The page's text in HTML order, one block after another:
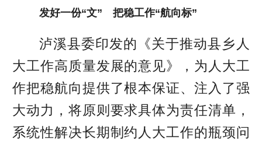
发好一份“文” 把稳工作“航向标”
泸溪县委印发的《关于推动县乡人
大工作高质量发展的意见》，为人大工
作把稳航向提供了根本保证、注入了强
大动力，将原则要求具体为责任清单，
系统性解决长期制约人大工作的瓶颈问